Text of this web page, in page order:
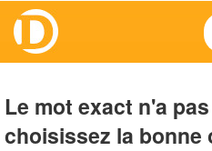
Le mot exact n'a
choisissez la bonne